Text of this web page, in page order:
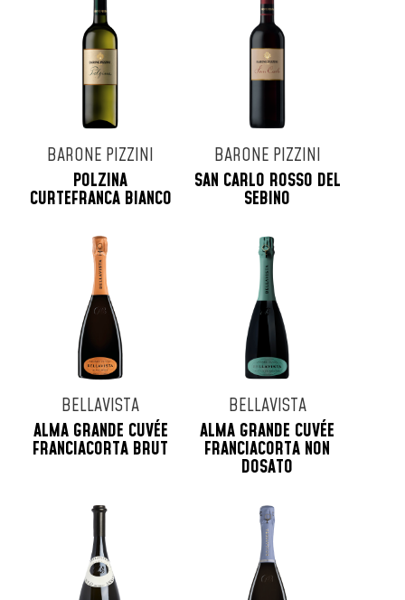
Tenuta Masseto
Tenuta San Guido
Tenute Dei Ciclopi
Terre D'Aenor
Uberti
Veuve Cliquot
Vigna Dorata
Villa Simone
Zenato
BARONE PIZZINI
POLZINA
CURTEFRANCA BIANCO
BARONE PIZZINI
SAN CARLO ROSSO DEL
SEBINO
BELLAVISTA
ALMA GRANDE CUVÉE
FRANCIACORTA BRUT
BELLAVISTA
ALMA GRANDE CUVÉE
FRANCIACORTA NON
DOSATO